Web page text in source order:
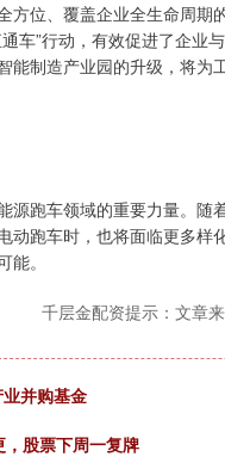
位、覆盖企业全生命周期
车”行动，有效促进了企业
制造产业园的升级，将为
跑车领域的重要力量。随
跑车时，也将面临更多样
。
千层金配资提示：文章
并购基金
股票下周一复牌